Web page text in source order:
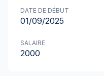
DATE DE DÉBUT
01/09/2025
SALAIRE
2000